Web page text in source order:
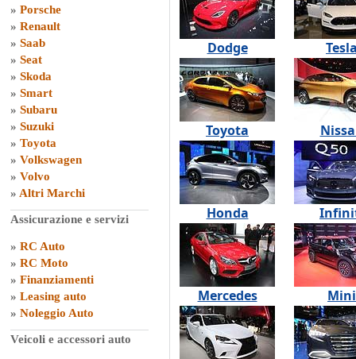
» Porsche
» Renault
» Saab
» Seat
» Skoda
» Smart
» Subaru
» Suzuki
» Toyota
» Volkswagen
» Volvo
» Altri Marchi
Assicurazione e servizi
» RC Auto
» RC Moto
» Finanziamenti
» Leasing auto
» Noleggio Auto
Veicoli e accessori auto
Dodge
Toyota
Honda
Mercedes Mini